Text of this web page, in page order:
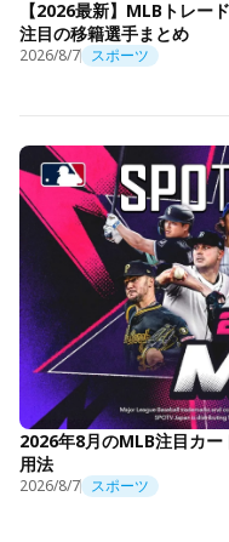
【2026最新】MLBトレー
注目の移籍選手まとめ
2026/8/7 スポーツ
2026年8月のMLB注目カ
用法
2026/8/7 スポーツ